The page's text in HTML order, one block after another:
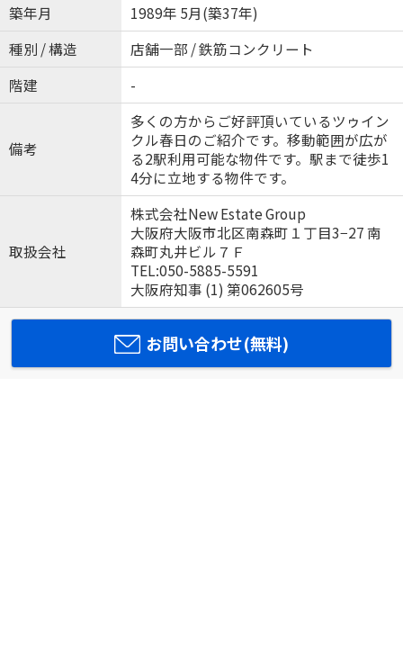
築年月
1989年 5月(築37年)
種別 / 構造
店舗一部 / 鉄筋コンクリート
階建
-
備考
多くの方からご好評頂いているツゥイン
クル春日のご紹介です。移動範囲が広が
る2駅利用可能な物件です。駅まで徒歩1
4分に立地する物件です。
取扱会社
株式会社New Estate Group
大阪府大阪市北区南森町１丁目3−27 南
森町丸井ビル７Ｆ
TEL:050-5885-5591
大阪府知事 (1) 第062605号
お問い合わせ(無料)